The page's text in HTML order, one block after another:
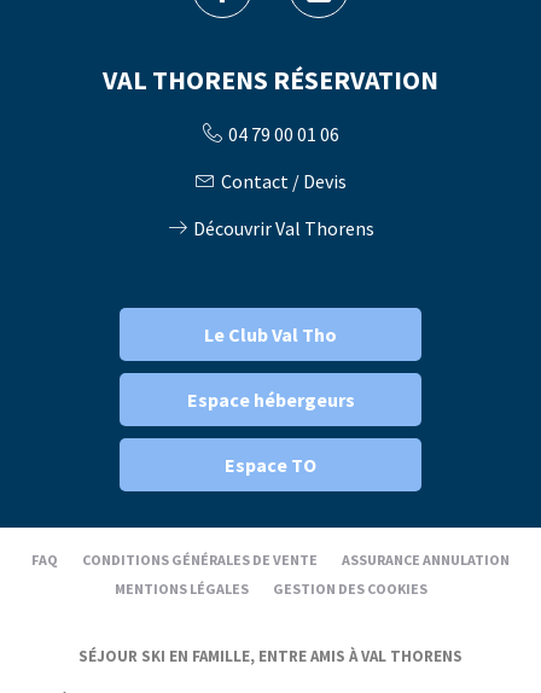
VAL THORENS RÉSERVATION
04 79 00 01 06
Contact / Devis
Découvrir Val Thorens
Le Club Val Tho
Espace hébergeurs
Espace TO
FAQ CONDITIONS GÉNÉRALES DE VENTE
ASSURANCE ANNULATION
MENTIONS LÉGALES
GESTION DES COOKIES
SÉJOUR SKI EN FAMILLE, ENTRE AMIS À VAL THORENS